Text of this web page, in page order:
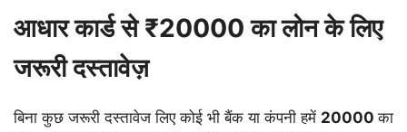
आधार कार्ड से ₹20000 का लोन के लिए
जरूरी दस्तावेज़
बिना कुछ जरूरी दस्तावेज लिए कोई भी बैंक या कंपनी हमें 20000का